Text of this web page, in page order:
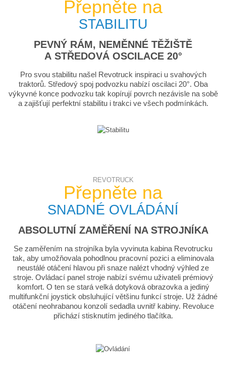
Přepněte na
STABILITU
PEVNÝ RÁM, NEMĚNNÉ TĚŽIŠTĚ
A STŘEDOVÁ OSCILACE 20°
Pro svou stabilitu našel Revotruck inspiraci u svahových
traktorů. Středový spoj podvozku nabízí oscilaci 20°. Oba
výkyvné konce podvozku tak kopírují povrch nezávisle na sobě
a zajišťují perfektní stabilitu i trakci ve všech podmínkách.
REVOTRUCK
Přepněte na
SNADNÉ OVLÁDÁNÍ
ABSOLUTNÍ ZAMĚŘENÍ NA STROJNÍKA
Se zaměřením na strojníka byla vyvinuta kabina Revotrucku
tak, aby umožňovala pohodlnou pracovní pozici a eliminovala
neustálé otáčení hlavou při snaze nalézt vhodný výhled ze
stroje. Ovládací panel stroje nabízí svému uživateli prémiový
komfort. O ten se stará velká dotyková obrazovka a jediný
multifunkční joystick obsluhující většinu funkcí stroje. Už žádné
otáčení neohrabanou konzolí sedadla uvnitř kabiny. Revoluce
přichází stisknutím jediného tlačítka.